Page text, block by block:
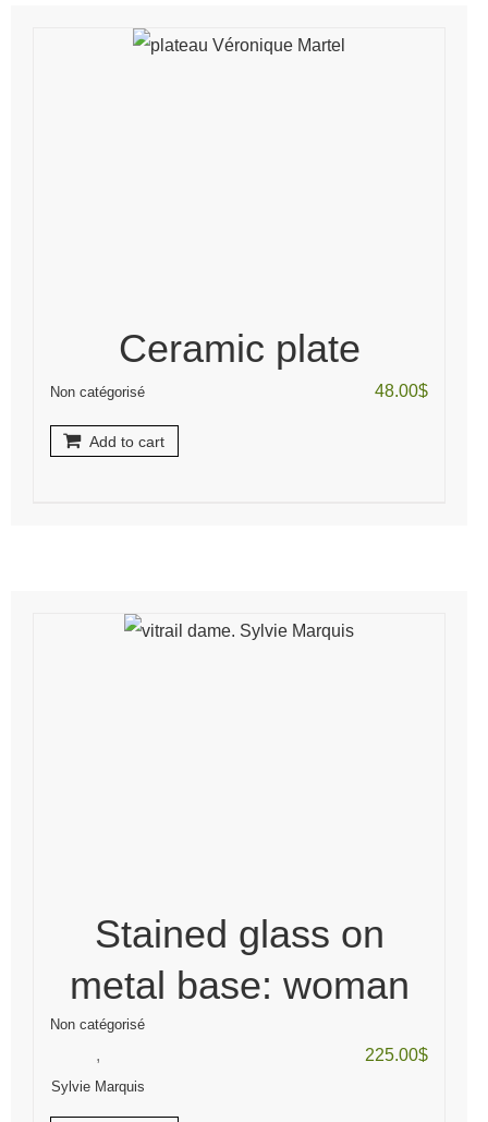
Ceramic plate
Non catégorisé 48.00$
Add to cart
Stained glass on
metal base: woman
Non catégorisé
,
Sylvie Marquis
225.00$